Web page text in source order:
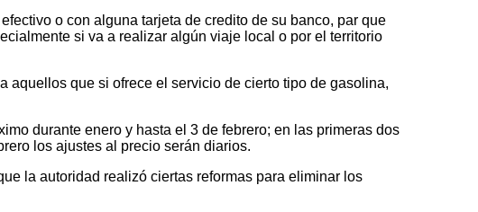
o con alguna tarjeta de credito de su banco, par que
si va a realizar algún viaje local o por el territorio
aquellos que si ofrece el servicio de cierto tipo de gasolina,
durante enero y hasta el 3 de febrero; en las primeras dos
los ajustes al precio serán diarios.
la autoridad realizó ciertas reformas para eliminar los